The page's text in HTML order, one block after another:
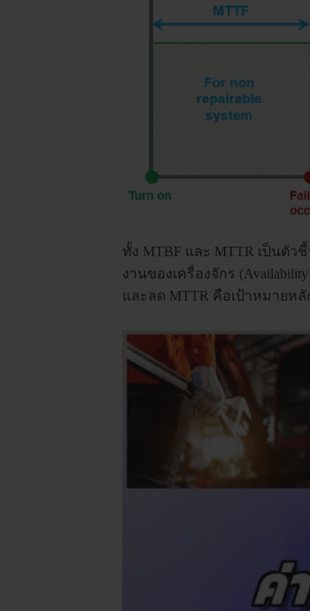
ทั้ง MTBF และ MTTR เป็นตั
งานของเครื่องจักร
และลด MTTR คือเป้าหมายหลั